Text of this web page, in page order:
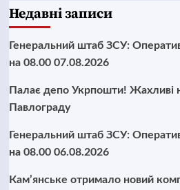
Недавні записи
Генеральний штаб ЗСУ:
на 08.00 07.08.2026
Палає депо Укрпошти! Жахливі
Павлограду
Генеральний штаб ЗСУ:
на 08.00 06.08.2026
Кам’янське отримало новий